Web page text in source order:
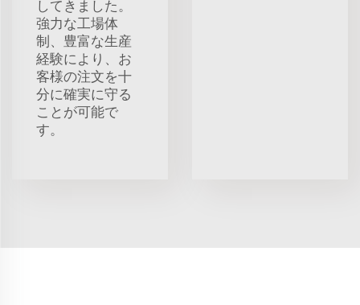
してきました。
強力な工場体
制、豊富な生産
経験により、お
客様の注文を十
分に確実に守る
ことが可能で
す。